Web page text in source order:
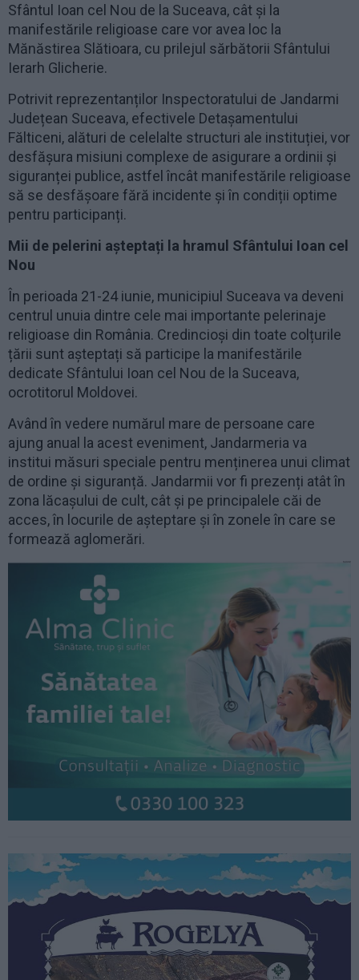
Sfântul Ioan cel Nou de la Suceava, cât și la
manifestările religioase care vor avea loc la
Mănăstirea Slătioara, cu prilejul sărbătorii Sfântului
Ierarh Glicherie.
Potrivit reprezentanților Inspectoratului de Jandarmi
Județean Suceava, efectivele Detașamentului
Fălticeni, alături de celelalte structuri ale instituției, vor
desfășura misiuni complexe de asigurare a ordinii și
siguranței publice, astfel încât manifestările religioase
să se desfășoare fără incidente și în condiții optime
pentru participanți.
Mii de pelerini așteptați la hramul Sfântului Ioan cel
Nou
În perioada 21-24 iunie, municipiul Suceava va deveni
centrul unuia dintre cele mai importante pelerinaje
religioase din România. Credincioși din toate colțurile
țării sunt așteptați să participe la manifestările
dedicate Sfântului Ioan cel Nou de la Suceava,
ocrotitorul Moldovei.
Având în vedere numărul mare de persoane care
ajung anual la acest eveniment, Jandarmeria va
institui măsuri speciale pentru menținerea unui climat
de ordine și siguranță. Jandarmii vor fi prezenți atât în
zona lăcașului de cult, cât și pe principalele căi de
acces, în locurile de așteptare și în zonele în care se
formează aglomerări.